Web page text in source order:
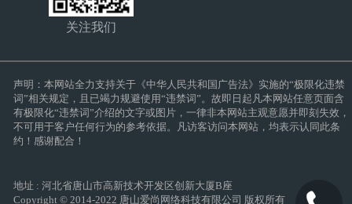
关注我们
声明：本网站全力支持关于《中华人民共和国广告法》实施的“极限化违禁
词”相关规定，且已竭力规避使用“违禁词”。故即日起凡本网站任意页面含
有极限化“违禁词”介绍的文字或图片，一律非本网站主观意愿并即刻失效，
不可用于客户任何行为的参考依据。凡访客访问本网站，均表示认同此条
约！感谢配合！
地址 : 河北省唐山市高新技术开发区创新大厦B座
Copyright © 2014-2022 唐山爱尚网络科技有限公司 版权所有